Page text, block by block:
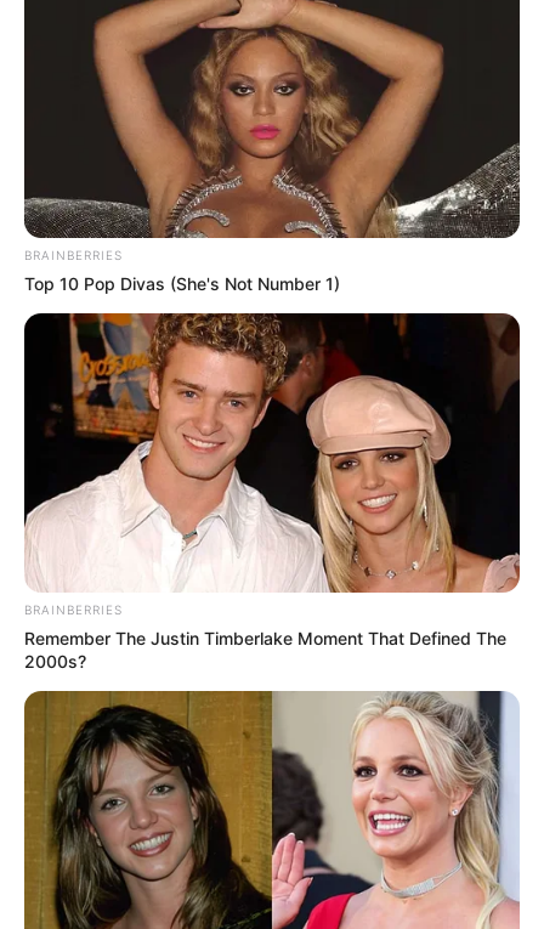
BRAINBERRIES
Top 10 Pop Divas (She's Not Number 1)
BRAINBERRIES
Remember The Justin Timberlake Moment That Defined The
2000s?